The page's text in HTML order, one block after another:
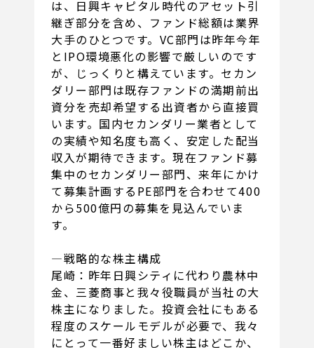
は、日興キャピタル時代のアセット引
継ぎ部分を含め、ファンド総額は業界
大手のひとつです。VC部門は昨年今年
とIPO環境悪化の影響で厳しいのです
が、じっくりと構えています。セカン
ダリー部門は既存ファンドの満期前出
資分を売却希望する出資者から直接買
います。国内セカンダリー業者として
の実績や知名度も高く、安定した配当
収入が期待できます。現在ファンド募
集中のセカンダリー部門、来年にかけ
て募集計画するPE部門を合わせて400
から500億円の募集を見込んでいま
す。
―戦略的な株主構成
尾崎：昨年日興シティに代わり農林中
金、三菱商事と我々役職員が当社の大
株主になりました。投資会社にもある
程度のスケールモデルが必要で、我々
にとって一番好ましい株主はどこか、